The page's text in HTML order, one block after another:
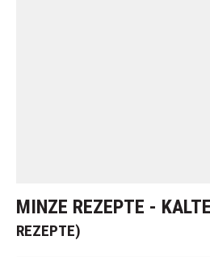
MINZE REZEPTE -
REZEPTE)